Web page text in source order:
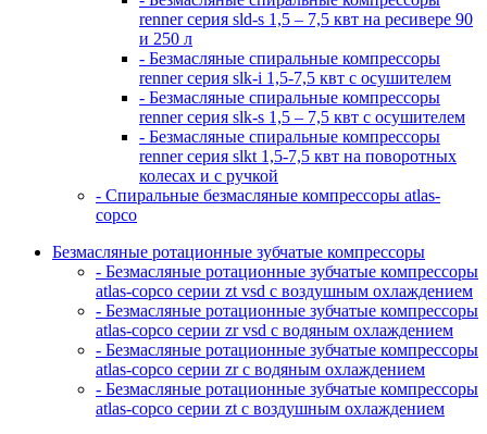
renner серия sld-s 1,5 – 7,5 квт на ресивере 90
и 250 л
- Безмасляные спиральные компрессоры
renner серия slk-i 1,5-7,5 квт с осушителем
- Безмасляные спиральные компрессоры
renner серия slk-s 1,5 – 7,5 квт с осушителем
- Безмасляные спиральные компрессоры
renner серия slkt 1,5-7,5 квт на поворотных
колесах и с ручкой
- Спиральные безмасляные компрессоры atlas-
copco
Безмасляные ротационные зубчатые компрессоры
- Безмасляные ротационные зубчатые компрессоры
atlas-copco серии zt vsd с воздушным охлаждением
- Безмасляные ротационные зубчатые компрессоры
atlas-copco серии zr vsd с водяным охлаждением
- Безмасляные ротационные зубчатые компрессоры
atlas-copco серии zr с водяным охлаждением
- Безмасляные ротационные зубчатые компрессоры
atlas-copco серии zt с воздушным охлаждением